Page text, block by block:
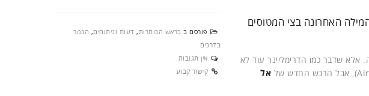
פורסם ב בראש הכותרות, דעות וניתוחים, הנמר
בדרכים
אין תגובות
קישור קבוע
האחרונה בצי המטוסים
שדבר כמו הדרימליינר עוד לא
אל